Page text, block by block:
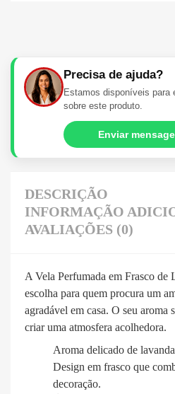
Precisa de ajuda?
Estamos disponíveis para
sobre este produto.
Enviar
DESCRIÇÃO
INFORMAÇÃO
AVALIAÇÕES (0)
A Vela Perfumada em Frasco de
escolha para quem procura um
agradável em casa. O seu aroma
criar uma atmosfera acolhedora.
Aroma delicado de
Design em frasco que
decoração.